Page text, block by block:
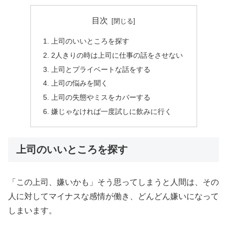
目次
上司のいいところを探す
2人きりの時は上司に仕事の話をさせない
上司とプライベートな話をする
上司の悩みを聞く
上司の失態やミスをカバーする
嫌じゃなければ一度試しに飲みに行く
上司のいいところを探す
「この上司、嫌いかも」そう思ってしまうと人間は、その
人に対してマイナスな感情が働き、どんどん嫌いになって
しまいます。